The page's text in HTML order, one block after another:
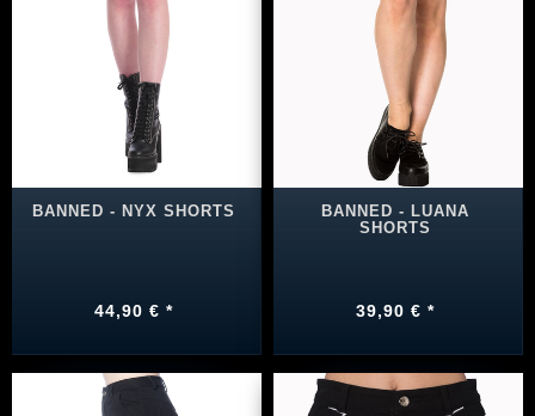
BANNED - NYX SHORTS
44,90 € *
BANNED - LUANA
SHORTS
39,90 € *